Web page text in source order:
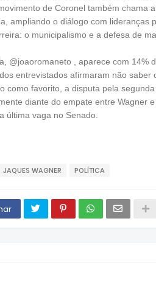
de Coronel também chama
ampliando o diálogo com lideranças
o municipalismo e a defesa de
@joaoromaneto , aparece com 14%
entrevistados afirmaram não saber
como favorito, a disputa pela
diante do empate entre Wagner
última vaga no Senado.
JAQUES WAGNER POLÍTICA